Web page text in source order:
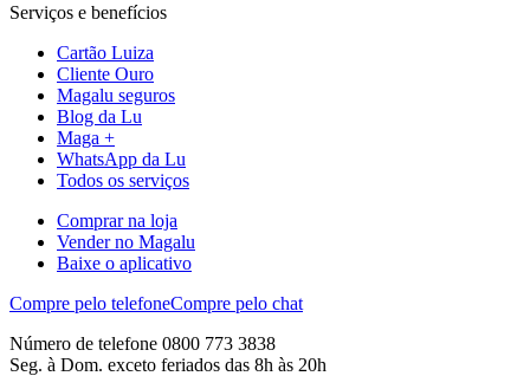
Serviços e benefícios
Cartão Luiza
Cliente Ouro
Magalu seguros
Blog da Lu
Maga +
WhatsApp da Lu
Todos os serviços
Comprar na loja
Vender no Magalu
Baixe o aplicativo
Compre pelo telefoneCompre pelo chat
Número de telefone 0800 773 3838
Seg. à Dom. exceto feriados das 8h às 20h